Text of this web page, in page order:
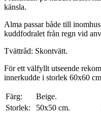
känsla.
Alma passar både till
kuddfodralet från regn vid
Tvättråd: Skontvätt.
För ett välfyllt utseende
innerkudde i storlek 60x60
Färg:
Beige.
Storlek:
50x50 cm.